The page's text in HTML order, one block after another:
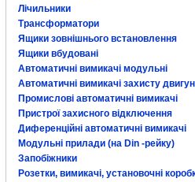
Лічильники
Трансформатори
Ящики зовнішнього встановлення
Ящики вбудовані
Автоматичні вимикачі модульні
Автоматичні вимикачі захисту
Промислові автоматичні вимикачі
Пристрої захисного відключення
Диференційні автоматичні вимикачі
Модульні прилади (на Din -рейку)
Запобіжники
Розетки, вимикачі, установочні